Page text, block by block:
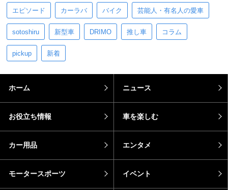
エピソード カーラバ バイク 芸能人・有名人の愛車
sotoshiru 新型車 DRIMO 推し車 コラム
pickup 新着
ホーム ニュース
お役立ち情報 車を楽しむ
カー用品 エンタメ
モータースポーツ イベント